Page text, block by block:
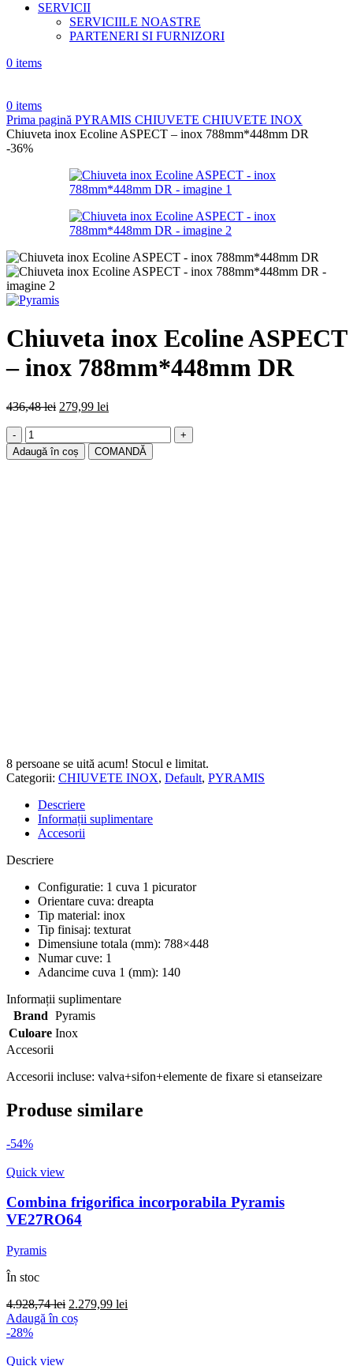
SERVICII
SERVICIILE NOASTRE
PARTENERI SI FURNIZORI
0 items
0 items
Prima pagină PYRAMIS CHIUVETE CHIUVETE INOX
Chiuveta inox Ecoline ASPECT – inox 788mm*448mm DR
-36%
Chiuveta inox Ecoline ASPECT
– inox 788mm*448mm DR
436,48lei Prețul
fost:
436,48 lei.
279,99 lei
279,99 lei.
Cantitate
Chiuveta
inox
Adaugă în coș COMANDĂ
8 persoane se uită acum! Stocul e limitat.
Categorii: CHIUVETE INOX, Default, PYRAMIS
Descriere
Informații suplimentare
Accesorii
Descriere
Configuratie: 1 cuva 1 picurator
Orientare cuva: dreapta
Tip material: inox
Tip finisaj: texturat
Dimensiune totala (mm): 788×448
Numar cuve: 1
Adancime cuva 1 (mm): 140
Informații suplimentare
Brand Pyramis
Culoare Inox
Accesorii
Accesorii incluse: valva+sifon+elemente de fixare si etanseizare
Produse similare
-54%
Quick view
Combina frigorifica incorporabila Pyramis
VE27RO64
Pyramis
În stoc
4.928,74lei Prețul
inițial
2.279,99 lei
Adaugă în coș
-28%
Quick view